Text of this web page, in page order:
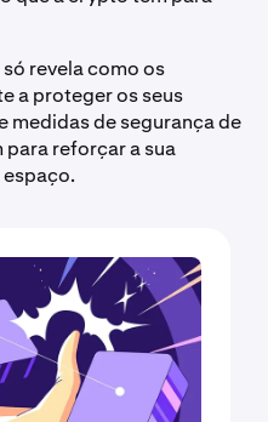
revela como os
a proteger os seus
medidas de segurança de
reforçar a sua